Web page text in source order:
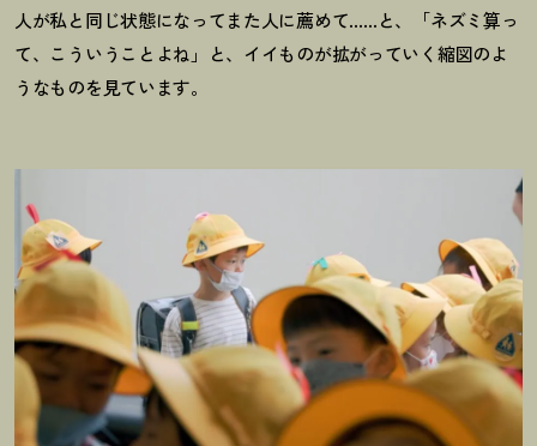
人が私と同じ状態になってまた人に薦めて……と、「ネズミ算っ
て、こういうことよね」と、イイものが拡がっていく縮図のよ
うなものを見ています。